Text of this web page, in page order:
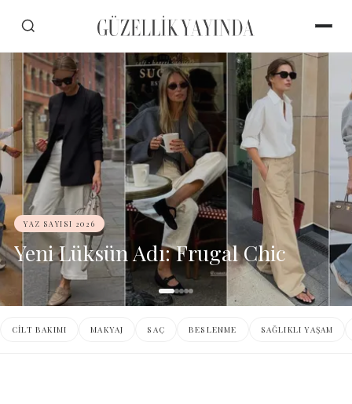
YAZ SAYISI 2026
Yeni Lüksün Adı: Frugal Chic
CILT BAKIMI MAKYAJ SAÇ BESLENME SAĞLIKLI YAŞAM